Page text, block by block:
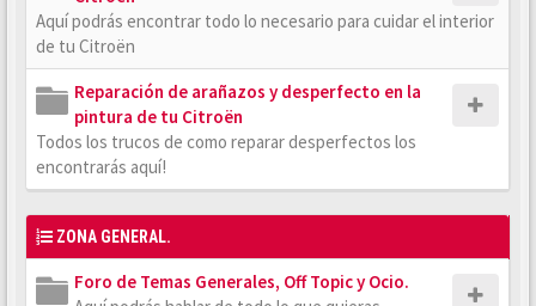
Aquí podrás encontrar todo lo necesario para cuidar el interior
de tu Citroën
Reparación de arañazos y desperfecto en la
pintura de tu Citroën
Todos los trucos de como reparar desperfectos los
encontrarás aquí!
ZONA GENERAL.
Foro de Temas Generales, Off Topic y Ocio.